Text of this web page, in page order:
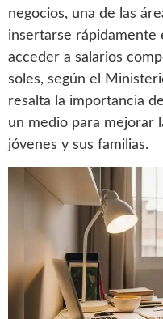
negocios, una de las
insertarse rápidamente
acceder a salarios
soles, según el
resalta la importancia
un medio para mejorar
jóvenes y sus familias.